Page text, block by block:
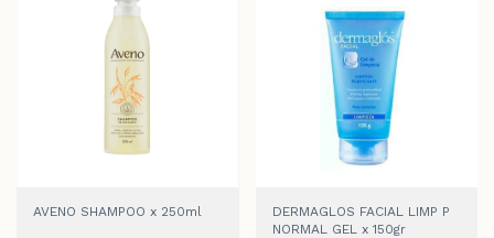
AVENO SHAMPOO x 250ml
DERMAGLOS FACIAL LIMP P
NORMAL GEL x 150gr